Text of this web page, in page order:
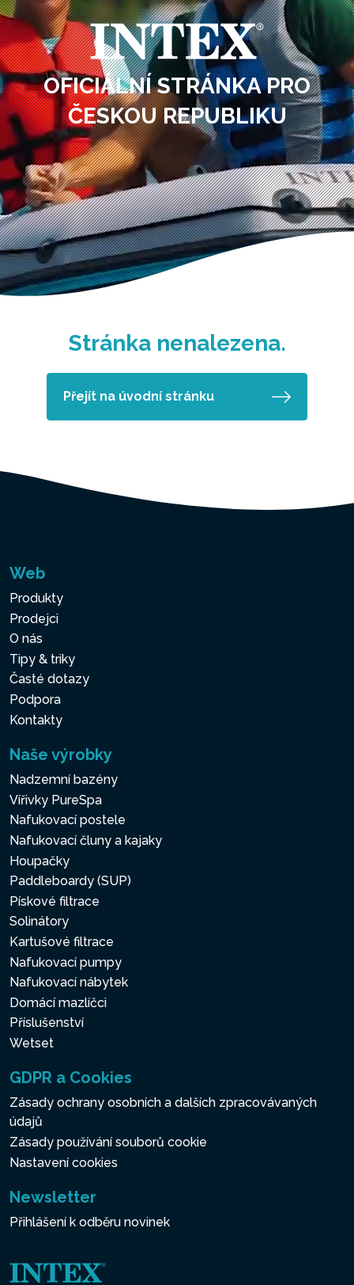
OFICIÁLNÍ STRÁNKA PRO
ČESKOU REPUBLIKU
Stránka nenalezena.
Přejít na úvodní stránku
Web
Produkty
Prodejci
O nás
Tipy & triky
Časté dotazy
Podpora
Kontakty
Naše výrobky
Nadzemní bazény
Vířivky PureSpa
Nafukovací postele
Nafukovací čluny a kajaky
Houpačky
Paddleboardy (SUP)
Pískové filtrace
Solinátory
Kartušové filtrace
Nafukovací pumpy
Nafukovací nábytek
Domácí mazlíčci
Příslušenství
Wetset
GDPR a Cookies
Zásady ochrany osobních a dalších zpracovávaných
údajů
Zásady používání souborů cookie
Nastavení cookies
Newsletter
Přihlášení k odběru novinek